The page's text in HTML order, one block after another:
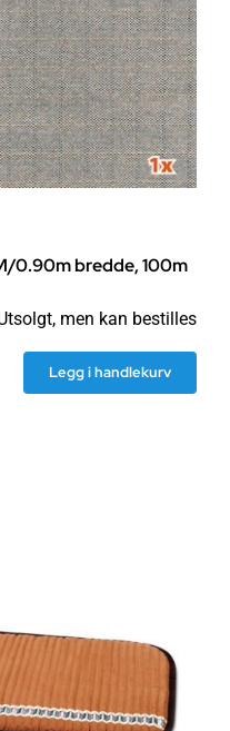
0.90m bredde, 100m
men kan bestilles
Legg i handlekurv